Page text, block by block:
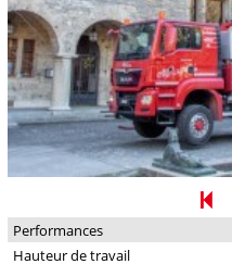
Performances
Hauteur de travail